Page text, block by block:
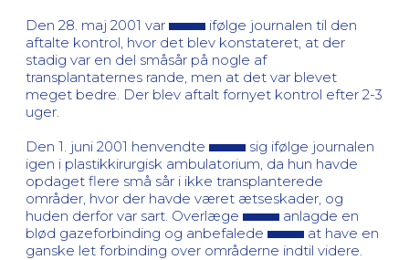
Den 28. maj 2001 var
ifølge journalen til den
aftalte kontrol, hvor det blev konstateret, at der
stadig var en del småsår på nogle af
transplantaternes rande, men at det var blevet
meget bedre. Der blev aftalt fornyet kontrol efter 2-3
uger.
Den 1. juni 2001 henvendte
sig ifølge journalen
igen i plastikkirurgisk ambulatorium, da hun havde
opdaget flere små sår i ikke transplanterede
områder, hvor der havde været ætseskader, og
huden derfor var sart. Overlæge
anlagde en
blød gazeforbinding og anbefalede
at have en
ganske let forbinding over områderne indtil videre.